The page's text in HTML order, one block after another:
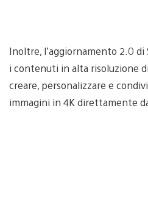
Inoltre, l’aggiornamento 2.0
i contenuti in alta risoluzione
creare, personalizzare e
immagini in 4K direttamente